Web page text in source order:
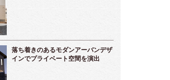
落ち着きのあるモダンアーバンデザ
インでプライベート空間を演出